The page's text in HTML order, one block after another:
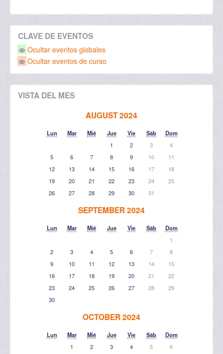
CLAVE DE EVENTOS
Ocultar eventos globales
Ocultar eventos de curso
VISTA DEL MES
AUGUST 2024
Lun Mar Mié Jue Vie Sáb
Dom
1
2 3
4
5
6 7 8 9 10
11
12
13 14 15 16 17
18
19
20 21 22 23 24
25
26
27 28 29 30 31
SEPTEMBER 2024
Lun Mar Mié Jue Vie Sáb
Dom
1
2
3 4 5 6 7
8
9
10 11 12 13 14
15
16
17 18 19 20 21
22
23
24 25 26 27 28
29
30
OCTOBER 2024
Lun Mar Mié Jue Vie Sáb
Dom
1
2 3 4 5 6